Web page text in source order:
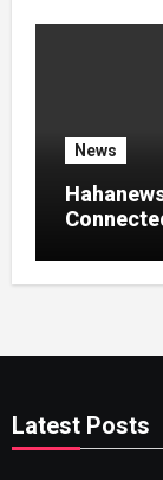
News
Latest Posts